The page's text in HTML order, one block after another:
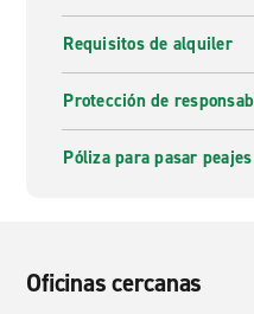
Requisitos de alquiler
Protección de
Póliza para pasar peajes
Oficinas cercanas